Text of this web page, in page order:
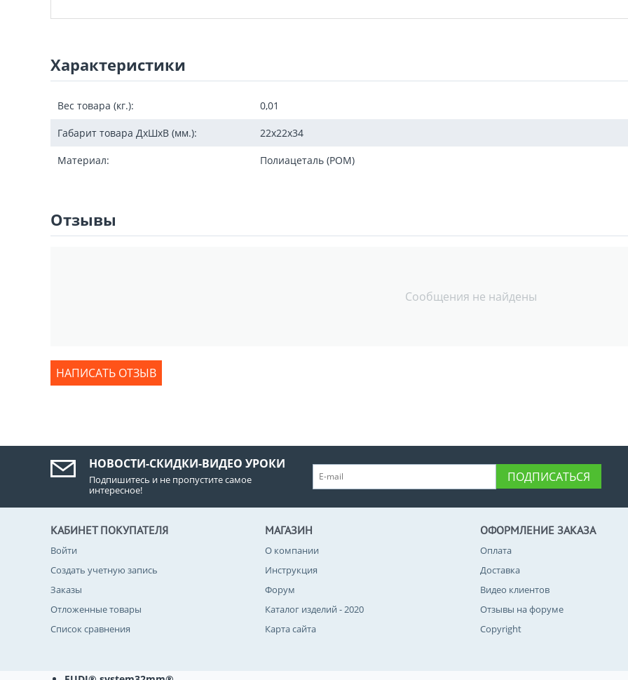
Характеристики
Вес товара (кг.): 0,01
Габарит товара ДxШxВ (мм.): 22х22х34
Материал: Полиацеталь (POM)
Отзывы
Сообщения не найдены
НАПИСАТЬ ОТЗЫВ
НОВОСТИ-СКИДКИ-ВИДЕО УРОКИ
Подпишитесь и не пропустите самое
интересное!
ПОДПИСАТЬСЯ
КАБИНЕТ ПОКУПАТЕЛЯ
Войти
Создать учетную запись
Заказы
Отложенные товары
Список сравнения
МАГАЗИН
О компании
Инструкция
Форум
Каталог изделий - 2020
Карта сайта
ОФОРМЛЕНИЕ ЗАКАЗА
Оплата
Доставка
Видео клиентов
Отзывы на форуме
Copyright